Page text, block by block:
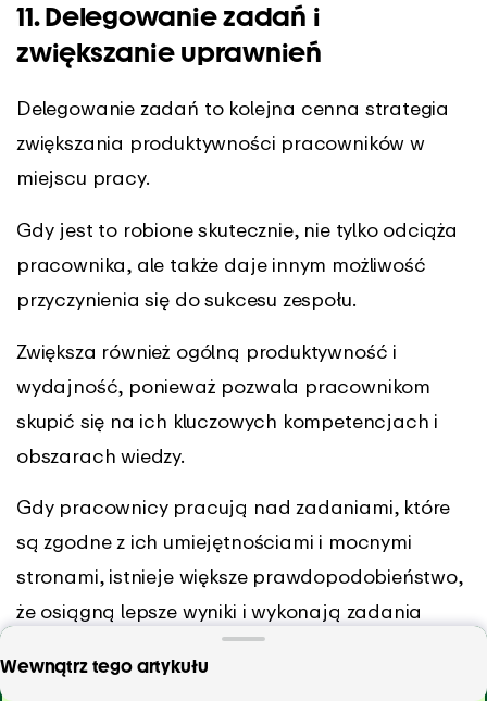
Wewnątrz tego artykułu
Szukasz skutecznych sposobów na zwiększenie
11. Delegowanie zadań i
zwiększanie uprawnień
Delegowanie zadań to kolejna cenna strategia
zwiększania produktywności pracowników w
miejscu pracy.
Gdy jest to robione skutecznie, nie tylko odciąża
pracownika, ale także daje innym możliwość
przyczynienia się do sukcesu zespołu.
Zwiększa również ogólną produktywność i
wydajność, ponieważ pozwala pracownikom
skupić się na ich kluczowych kompetencjach i
obszarach wiedzy.
Gdy pracownicy pracują nad zadaniami, które
są zgodne z ich umiejętnościami i mocnymi
stronami, istnieje większe prawdopodobieństwo,
że osiągną lepsze wyniki i wykonają zadania